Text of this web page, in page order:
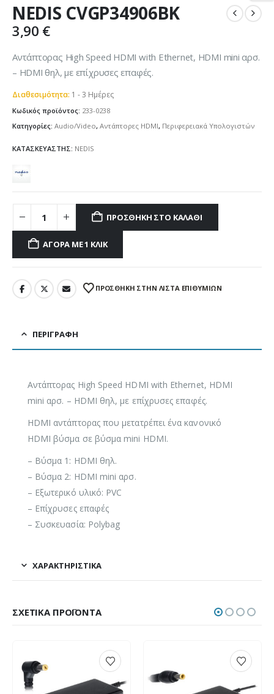
NEDIS CVGP34906BK
3,90 €
Αντάπτορας High Speed HDMI with Ethernet, HDMI mini αρσ.
– HDMI θηλ, με επίχρυσες επαφές.
Διαθεσιμότητα: 1 - 3 Ημέρες
Κωδικός προϊόντος: 233-0238
Κατηγορίες: Audio/Video, Αντάπτορες HDMI, Περιφερειακά Υπολογιστών
ΚΑΤΑΣΚΕΥΑΣΤΗΣ: NEDIS
ΠΡΟΣΘΉΚΗ ΣΤΟ ΚΑΛΆΘΙ
ΑΓΟΡΆ ΜΕ 1 ΚΛΙΚ
ΠΡΌΣΘΉΚΗ ΣΤΗΝ ΛΊΣΤΑ ΕΠΙΘΥΜΙΏΝ
ΠΕΡΙΓΡΑΦΉ
Αντάπτορας High Speed HDMI with Ethernet, HDMI
mini αρσ. – HDMI θηλ, με επίχρυσες επαφές.
HDMI αντάπτορας που μετατρέπει ένα κανονικό
HDMI βύσμα σε βύσμα mini HDMI.
– Βύσμα 1: HDMI θηλ.
– Βύσμα 2: HDMI mini αρσ.
– Εξωτερικό υλικό: PVC
– Επίχρυσες επαφές
– Συσκευασία: Polybag
ΧΑΡΑΚΤΗΡΙΣΤΙΚΆ
ΣΧΕΤΙΚΆ ΠΡΟΪΌΝΤΑ